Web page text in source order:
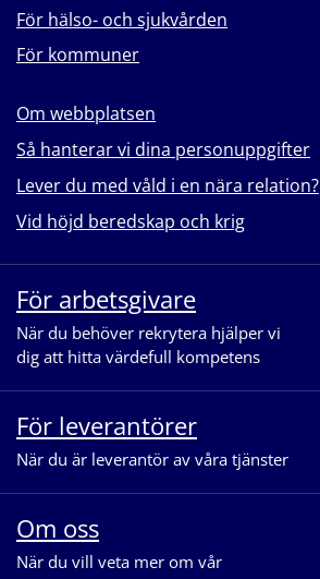
För hälso- och sjukvården
För kommuner
Om webbplatsen
Så hanterar vi dina personuppgifter
Lever du med våld i en nära relation?
Vid höjd beredskap och krig
För arbetsgivare
När du behöver rekrytera hjälper vi
dig att hitta värdefull kompetens
För leverantörer
När du är leverantör av våra tjänster
Om oss
När du vill veta mer om vår